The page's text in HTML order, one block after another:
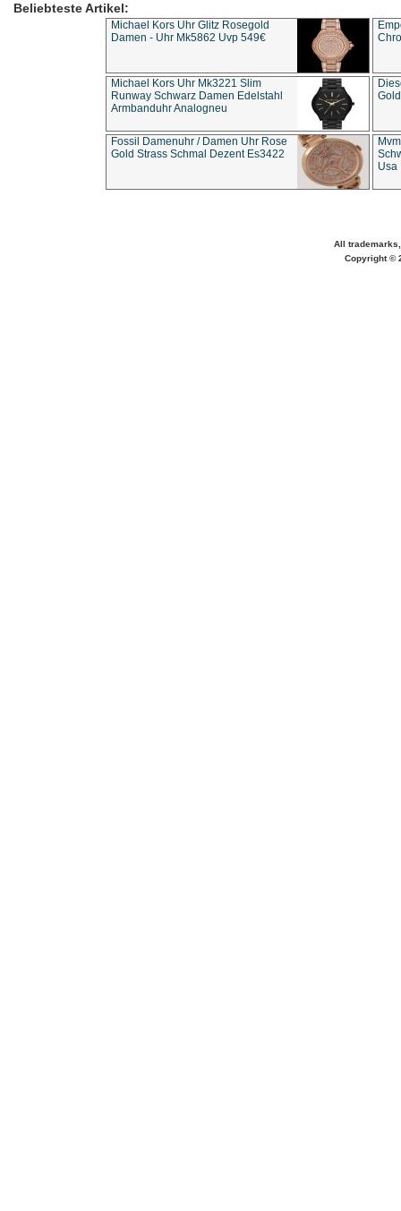
Beliebteste Artikel:
Michael Kors Uhr Glitz Rosegold
Damen - Uhr Mk5862 Uvp 549€
Michael Kors Uhr Mk3221 Slim
Runway Schwarz Damen Edelstahl
Armbanduhr Analogneu
Fossil Damenuhr / Damen Uhr Rose
Gold Strass Schmal Dezent Es3422
Usa
All
Copyright ©